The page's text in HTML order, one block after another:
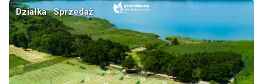
Działka · Sprzedaż